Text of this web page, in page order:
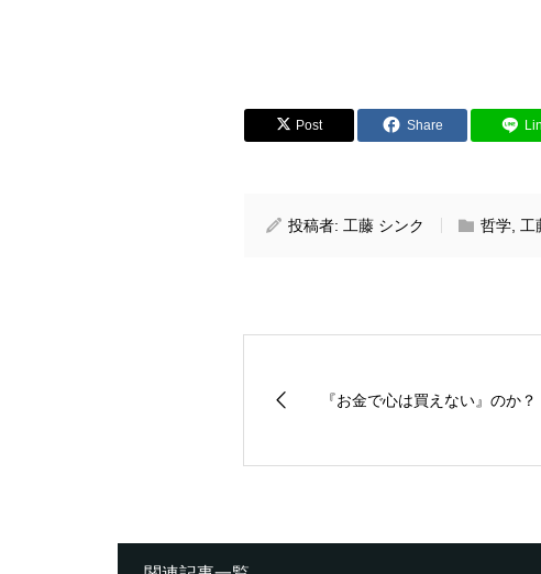
Post Share
投稿者: 工藤 シンク 哲学 工
『お金で心は買えない』のか？